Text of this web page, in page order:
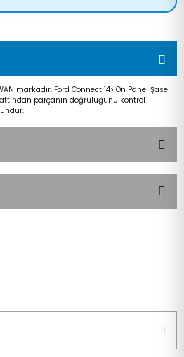
markadır. Ford Connect 14> Ön Panel Şase
parçanın doğruluğunu kontrol